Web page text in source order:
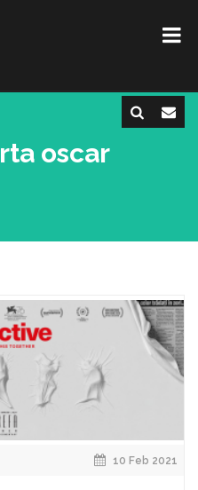
oscar
10 Feb 2021